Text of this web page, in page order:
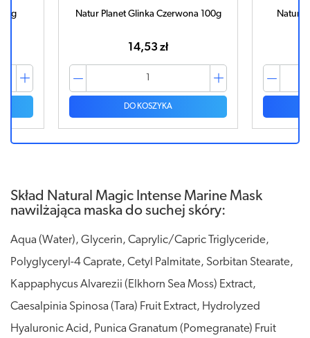
Natur Planet Glinka Czerwona 100g
14,53 zł
DO KOSZYKA
Natur
Skład Natural Magic Intense Marine Mask
nawilżająca maska do suchej skóry:
Aqua (Water), Glycerin, Caprylic/Capric Triglyceride,
Polyglyceryl-4 Caprate, Cetyl Palmitate, Sorbitan Stearate,
Kappaphycus Alvarezii (Elkhorn Sea Moss) Extract,
Caesalpinia Spinosa (Tara) Fruit Extract, Hydrolyzed
Hyaluronic Acid, Punica Granatum (Pomegranate) Fruit